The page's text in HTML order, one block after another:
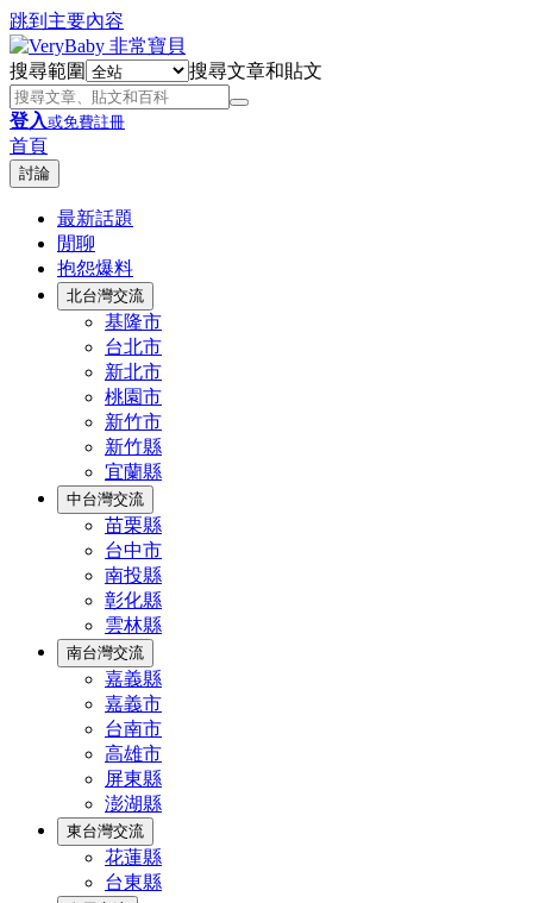
跳到主要內容
搜尋範圍 搜尋文章和貼文
登入或免費註冊
首頁
討論
最新話題
閒聊
抱怨爆料
北台灣交流
基隆市
台北市
新北市
桃園市
新竹市
新竹縣
宜蘭縣
中台灣交流
苗栗縣
台中市
南投縣
彰化縣
雲林縣
南台灣交流
嘉義縣
嘉義市
台南市
高雄市
屏東縣
澎湖縣
東台灣交流
花蓮縣
台東縣